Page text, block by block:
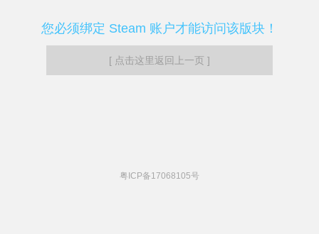
您必须绑定 Steam 账户才能访问该版块！
[ 点击这里返回上一页 ]
粤ICP备17068105号